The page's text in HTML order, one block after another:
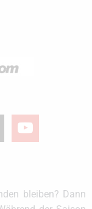
youtube
bleiben? Dann